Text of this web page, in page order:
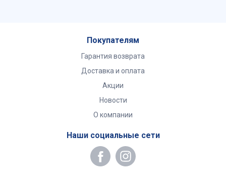
Покупателям
Гарантия возврата
Доставка и оплата
Акции
Новости
О компании
Наши социальные сети